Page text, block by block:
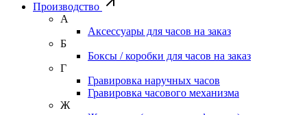
Производство
А
Аксессуары для часов на заказ
Б
Боксы / коробки для часов на заказ
Г
Гравировка наручных часов
Гравировка часового механизма
Ж